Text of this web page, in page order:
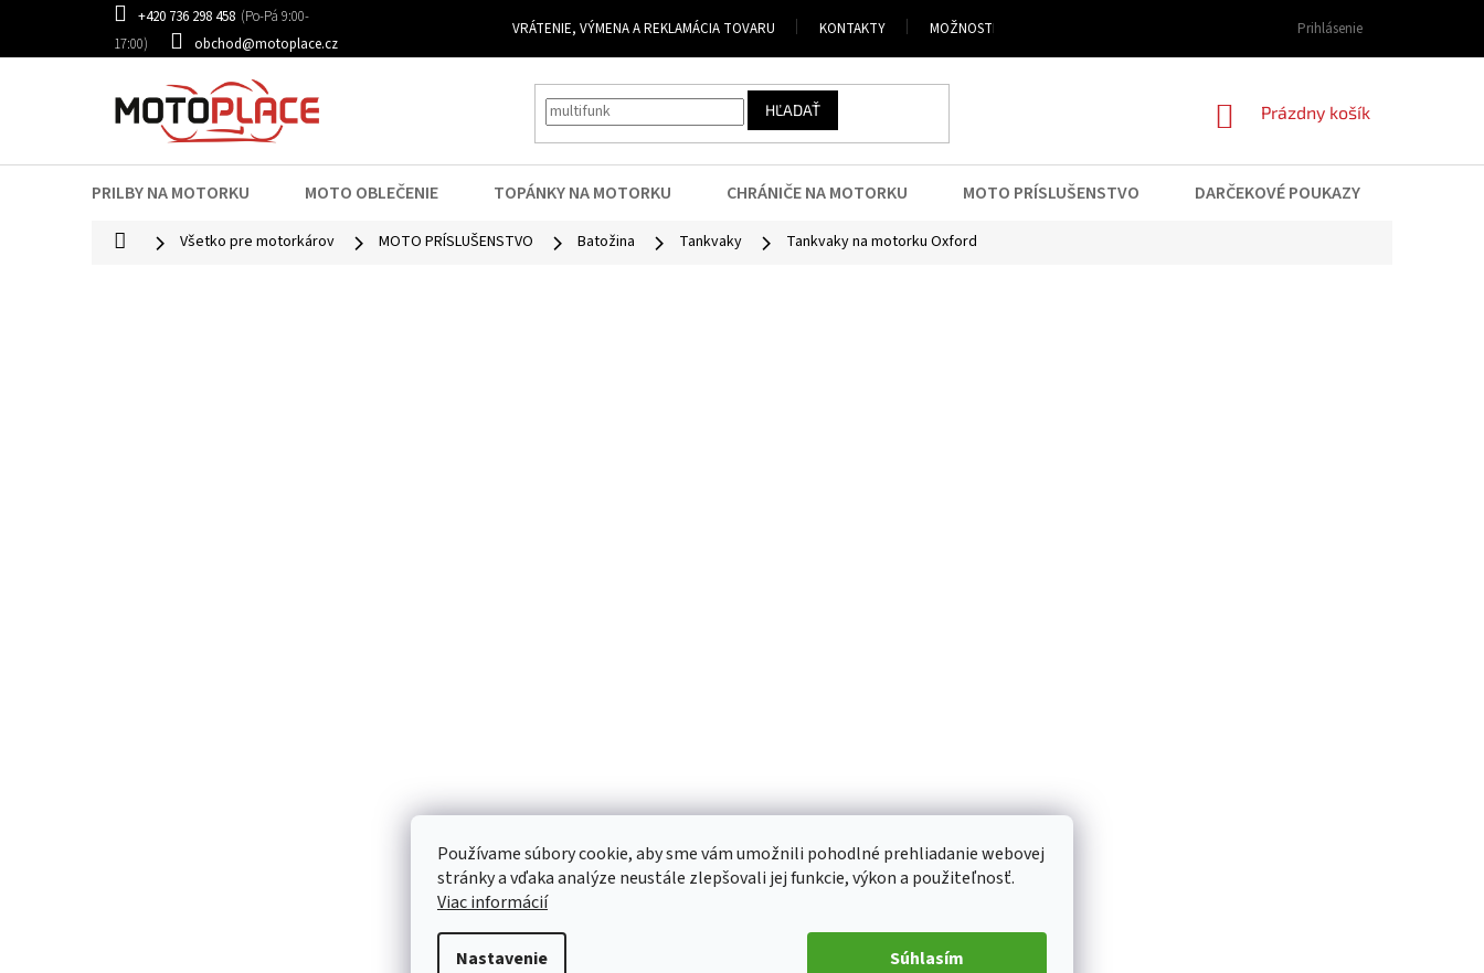
Používame súbory cookie, aby sme vám umožnili pohodlné prehliadanie webovej
stránky a vďaka analýze neustále zlepšovali jej funkcie, výkon a použiteľnosť.
Viac informácií
Nastavenie Súhlasím
+420 736 298 458
obchod@motoplace.cz
VRÁTENIE, VÝMENA A REKLAMÁCIA TOVARU KONTAKTY MOŽNOSTI DOPRAVY A PLATBY OBCHODNÉ PODMIENKY PODMIENKY
Prihlásenie
HĽADAŤ
NÁKUPNÝ
Prázdny košík
PRILBY NA MOTORKU MOTO OBLEČENIE TOPÁNKY NA MOTORKU CHRÁNIČE NA MOTORKU MOTO PRÍSLUŠENSTVO DARČEKOVÉ POUKAZY
DomovVšetko pre motorkárov MOTO PRÍSLUŠENSTVO Batožina Tankvaky Tankvaky na motorku Oxford